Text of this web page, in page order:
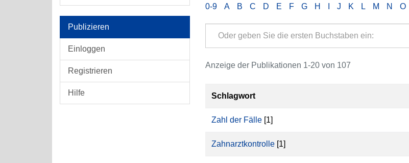
Publizieren
Einloggen
Registrieren
Hilfe
0-9 A B C D E F G H J K L M N O
Anzeige der Publikationen 1-20 von 107
Schlagwort
Zahl der Fälle [1]
Zahnarztkontrolle [1]